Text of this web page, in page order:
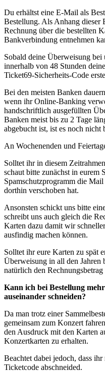
Du erhältst eine E-Mail als
Bestellung. Als Anhang dieser
Rechnung über die bestellten
Bankverbindung entnehmen
Sobald deine Überweisung bei
innerhalb von 48 Stunden
Ticket69-Sicherheits-Code
Bei den meisten Banken
wenn ihr Online-Banking
handschriftlich ausgefüllten
Banken meist bis zu 2 Tage
abgebucht ist, ist es noch nicht
An Wochenenden und
Solltet ihr in diesem
schaut bitte zunächst in eurem
Spamschutzprogramm die
dorthin verschoben hat.
Ansonsten schickt uns bitte
schreibt uns auch gleich die
Karten dazu damit wir
ausfindig machen können.
Solltet ihr eure Karten zu spät
Überweisung in all den Jahren
natürlich den
Kann ich bei Bestellung
auseinander schneiden?
Da man trotz einer
gemeinsam zum Konzert
den Ausdruck mit den Karten
Konzertkarten zu erhalten.
Beachtet dabei jedoch, dass
Ticketcode abschneided.